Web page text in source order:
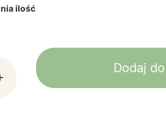
ilość
Dodaj